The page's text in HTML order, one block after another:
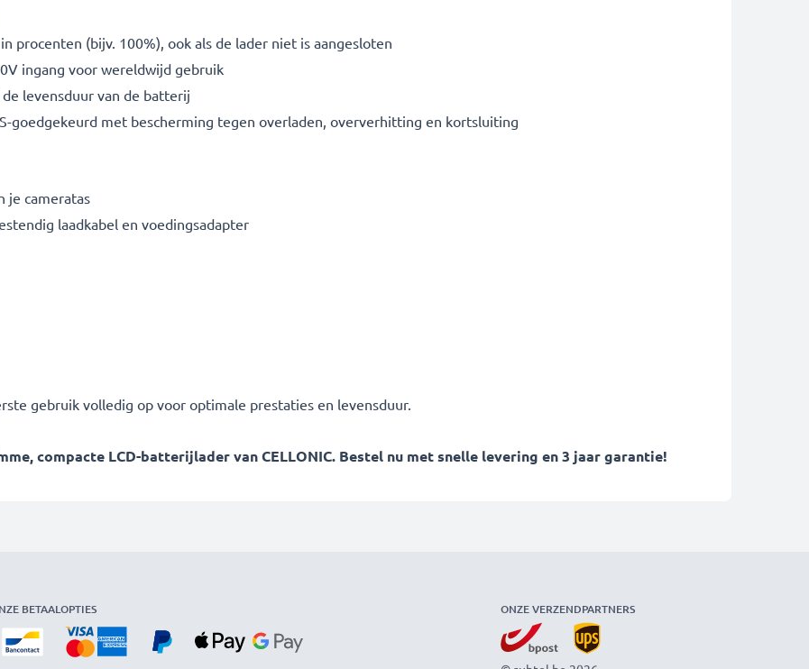
procenten (bijv. 100%), ook als de lader niet is aangesloten
ingang voor wereldwijd gebruik
levensduur van de batterij
goedgekeurd met bescherming tegen overladen, oververhitting en kortsluiting
je cameratas
laadkabel en voedingsadapter
gebruik volledig op voor optimale prestaties en levensduur.
compacte LCD-batterijlader van CELLONIC. Bestel nu met snelle levering en 3 jaar garantie!
BETAALOPTIES ONZE VERZENDPARTNERS